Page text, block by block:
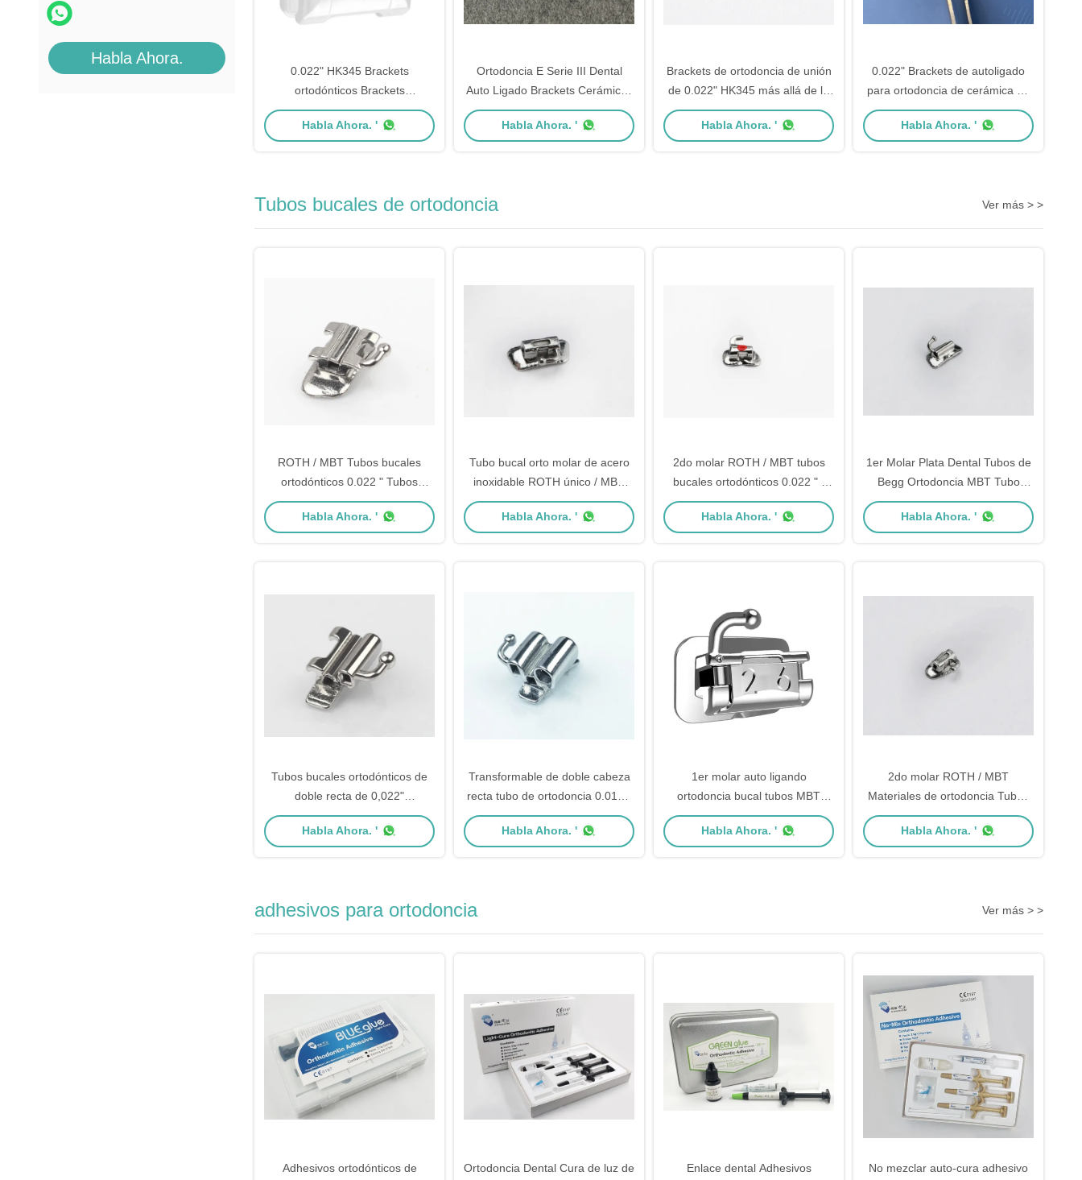
Habla Ahora.
0.022" HK345 Brackets
ortodónticos Brackets
autoligantes de cerámica de
circonia
Habla Ahora. '
Ortodoncia E Serie III Dental
Auto Ligado Brackets Cerámicos
base de malla
Habla Ahora. '
Brackets de ortodoncia de unión
de 0.022" HK345 más allá de la
serie
Habla Ahora. '
0.022" Brackets de autoligado
para ortodoncia de cerámica de
alumina de clase II Instrumento
Habla Ahora. '
Tubos bucales de ortodoncia Ver más > >
ROTH / MBT Tubos bucales
ortodónticos 0.022 " Tubos
molares convertibles
Habla Ahora. '
Tubo bucal orto molar de acero
inoxidable ROTH único / MBT
0.022 " / 0.018"
Habla Ahora. '
2do molar ROTH / MBT tubos
bucales ortodónticos 0.022 " /
0.018" Serie de lujo
Habla Ahora. '
1er Molar Plata Dental Tubos de
Begg Ortodoncia MBT Tubo
Bucal
Habla Ahora. '
Tubos bucales ortodónticos de
doble recta de 0,022"
convertibles
Habla Ahora. '
Transformable de doble cabeza
recta tubo de ortodoncia 0.018 "
1er molar ROTH / MBT
Habla Ahora. '
1er molar auto ligando
ortodoncia bucal tubos MBT
0.022"
Habla Ahora. '
2do molar ROTH / MBT
Materiales de ortodoncia Tubos
bucales 0,022" / 0,018"
Habla Ahora. '
adhesivos para ortodoncia Ver más > >
Adhesivos ortodónticos de
Ortodoncia Dental Cura de luz de
Enlace dental Adhesivos
No mezclar auto-cura adhesivo